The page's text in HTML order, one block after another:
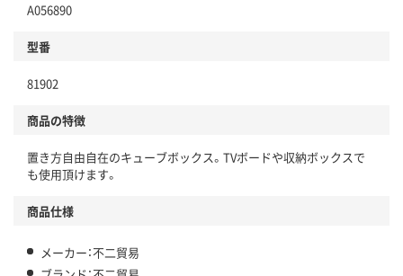
A056890
型番
81902
商品の特徴
置き方自由自在のキューブボックス。TVボードや収納ボックスで
も使用頂けます。
商品仕様
メーカー：不二貿易